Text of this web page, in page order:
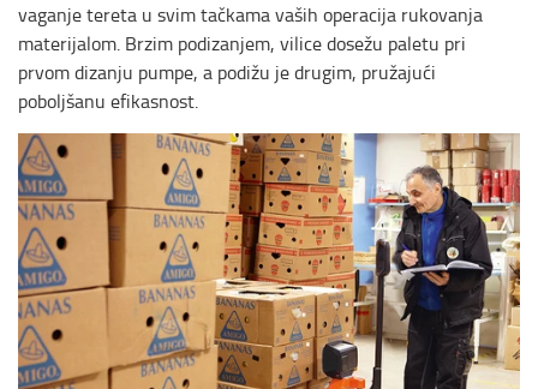
vaganje tereta u svim tačkama vaših operacija rukovanja
materijalom. Brzim podizanjem, vilice dosežu paletu pri
prvom dizanju pumpe, a podižu je drugim, pružajući
poboljšanu efikasnost.